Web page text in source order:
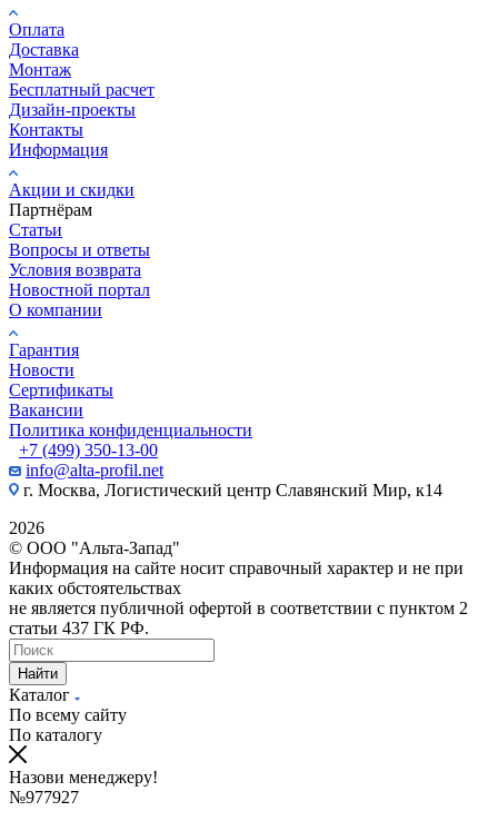
Оплата
Доставка
Монтаж
Бесплатный расчет
Дизайн-проекты
Контакты
Информация
Акции и скидки
Партнёрам
Статьи
Вопросы и ответы
Условия возврата
Новостной портал
О компании
Гарантия
Новости
Сертификаты
Вакансии
Политика конфиденциальности
+7 (499) 350-13-00
info@alta-profil.net
г. Москва, Логистический центр Славянский Мир, к14
2026
© ООО "Альта-Запад"
Информация на сайте носит справочный характер и не при
каких обстоятельствах
не является публичной офертой в соответствии с пунктом 2
статьи 437 ГК РФ.
Найти
Каталог
По всему сайту
По каталогу
Назови менеджеру!
№977927